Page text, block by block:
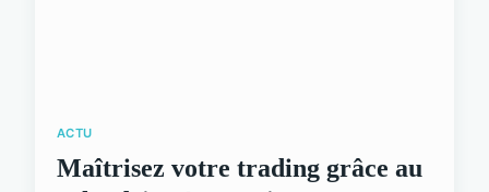
ACTU
Maîtrisez votre trading grâce au